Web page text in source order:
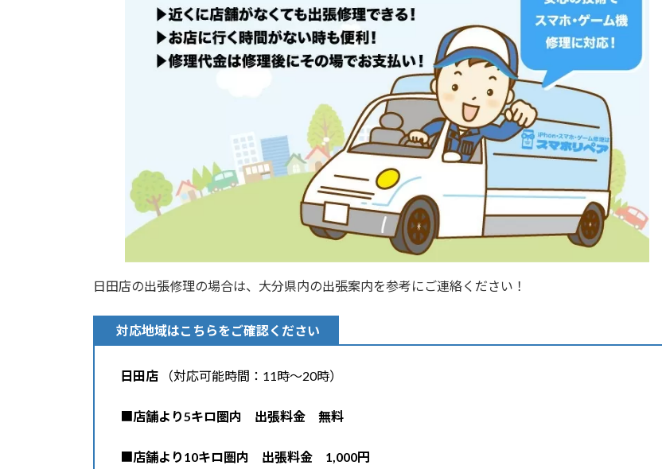
日田店の出張修理の場合は、大分県内の出張案内を参考にご連絡ください！
対応地域はこちらをご確認ください
日田店 （対応可能時間：11時〜20時）
店舗より5キロ圏内 出張料金 無料
店舗より10キロ圏内 出張料金 1,000円